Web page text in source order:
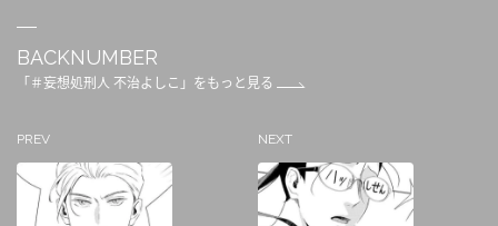
BACKNUMBER
「＃妄想処刑人 不治よしこ」をもっと見る
PREV NEXT